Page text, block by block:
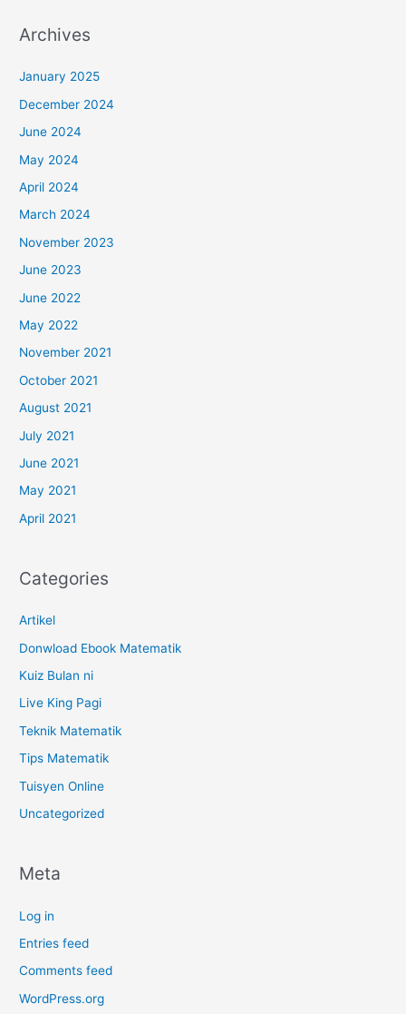
Archives
January 2025
December 2024
June 2024
May 2024
April 2024
March 2024
November 2023
June 2023
June 2022
May 2022
November 2021
October 2021
August 2021
July 2021
June 2021
May 2021
April 2021
Categories
Artikel
Donwload Ebook Matematik
Kuiz Bulan ni
Live King Pagi
Teknik Matematik
Tips Matematik
Tuisyen Online
Uncategorized
Meta
Log in
Entries feed
Comments feed
WordPress.org